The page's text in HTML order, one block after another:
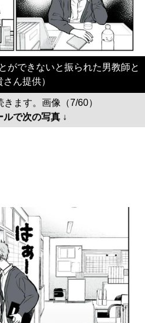
ができないと振られた男教師と
ん提供）
ます。画像（7/60）
ルで次の写真 ↓